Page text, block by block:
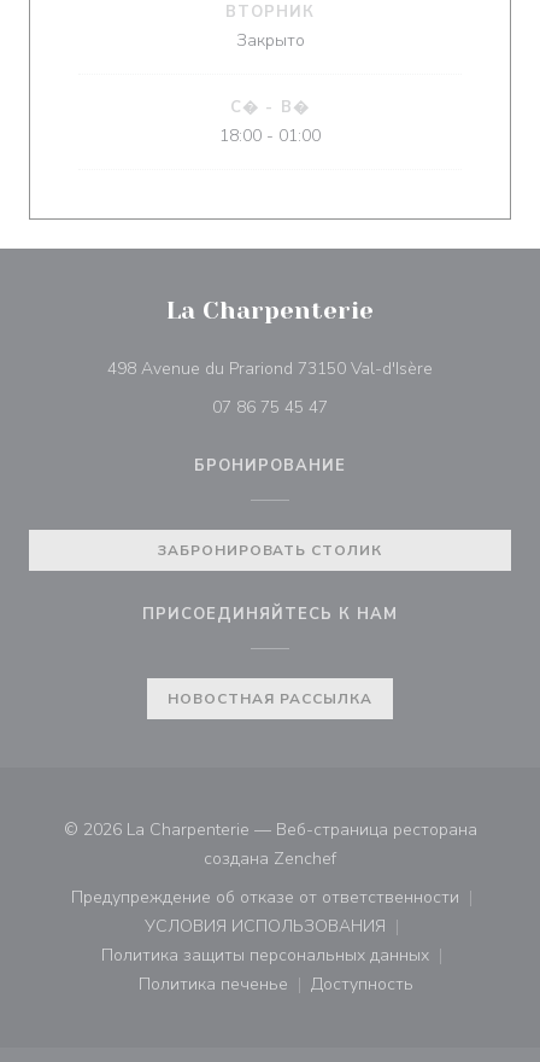
ВТОРНИК
Закрыто
С� - В�
18:00 - 01:00
La Charpenterie
498 Avenue du Prariond 73150 Val-d'Isère
07 86 75 45 47
БРОНИРОВАНИЕ
ЗАБРОНИРОВАТЬ СТОЛИК
ПРИСОЕДИНЯЙТЕСЬ К НАМ
НОВОСТНАЯ РАССЫЛКА
© 2026 La Charpenterie — Веб-страница ресторана
создана Zenchef((открывается в новом
Предупреждение об отказе от ответственности
((открывается в новом окне))
УСЛОВИЯ ИСПОЛЬЗОВАНИЯ
((открывается в новом окне))
Политика защиты персональных данных
((открывается в новом окне))
Политика печенье
((открывается в новом окне))
Доступность
((открывается в